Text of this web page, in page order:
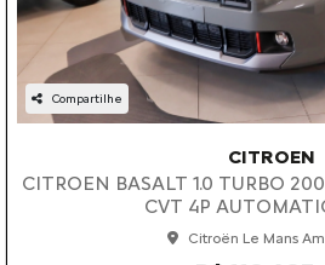
Compartilhe
CITROEN
CITROEN BASALT 1.0 TURBO
CVT 4P
Citroën Le Mans